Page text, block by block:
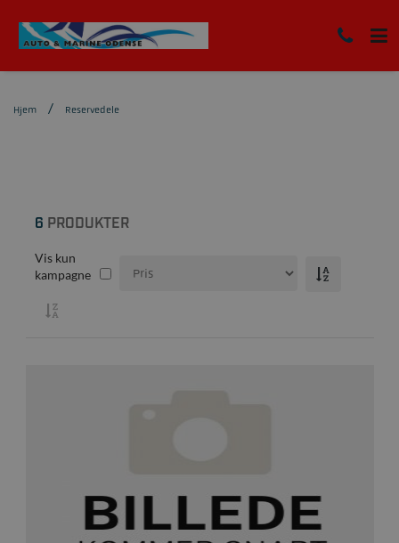
Hjem Reservedele
6 PRODUKTER
Vis kun
kampagne